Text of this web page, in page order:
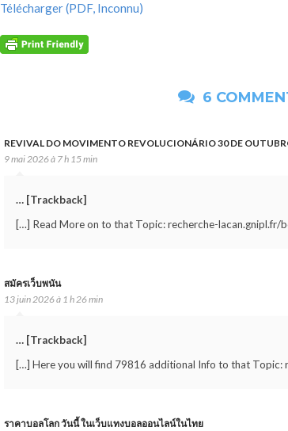
Télécharger (PDF, Inconnu)
6
REVIVAL DO MOVIMENTO REVOLUCIONÁRIO 30 DE
9 mai 2026 à 7 h 15 min
… [Trackback]
[…] Read More on to that Topic: recherche-lacan.gnipl.fr/
สมัครเว็บพนัน
13 juin 2026 à 1 h 26 min
… [Trackback]
[…] Here you will find 79816 additional Info to that Topic:
ราคาบอลโลก วันนี้ ในเว็บแทงบอลออนไลน์ในไทย